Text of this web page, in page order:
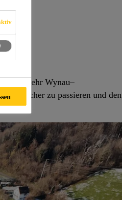
Stauwehr Wynau–
sicher zu passieren und den